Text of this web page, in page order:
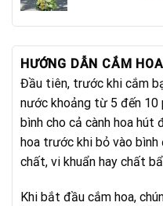
là:
HƯỚNG DẪN CẮM
Đầu tiên, trước khi cắm
nước khoảng từ 5 đến 10
bình cho cả cành hoa hút
hoa trước khi bỏ vào
chất, vi khuẩn hay chất
Khi bắt đầu cắm hoa,